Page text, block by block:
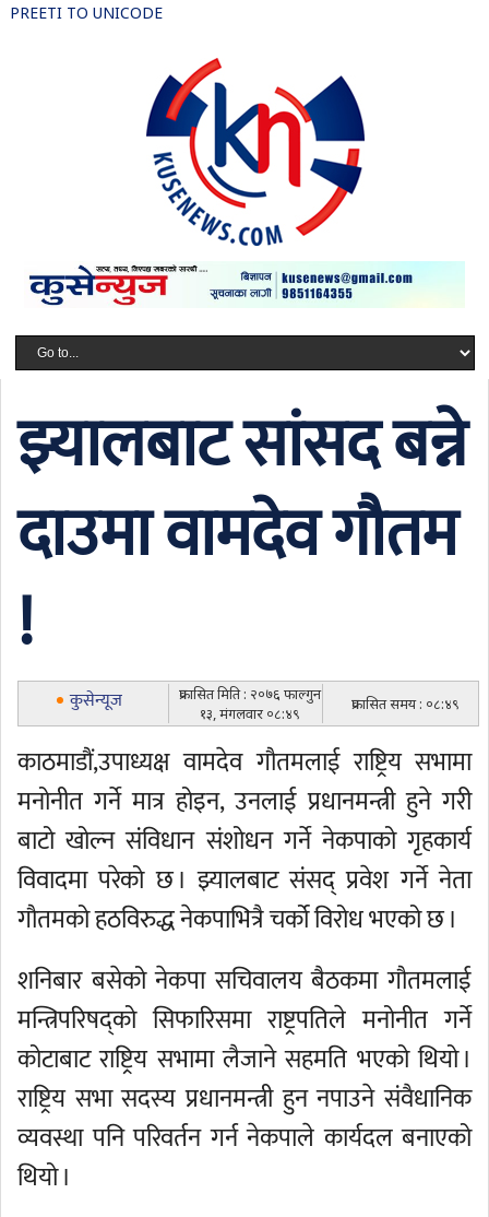
PREETI TO UNICODE
झ्यालबाट सांसद बन्ने
दाउमा वामदेव गौतम
!
कुसेन्यूज
प्रकासित मिति : २०७६ फाल्गुन
१३, मंगलवार ०८:४९
प्रकासित समय : ०८:४९
काठमाडौं,उपाध्यक्ष वामदेव गौतमलाई राष्ट्रिय सभामा
मनोनीत गर्ने मात्र होइन, उनलाई प्रधानमन्त्री हुने गरी
बाटो खोल्न संविधान संशोधन गर्ने नेकपाको गृहकार्य
विवादमा परेको छ । झ्यालबाट संसद् प्रवेश गर्ने नेता
गौतमको हठविरुद्ध नेकपाभित्रै चर्को विरोध भएको छ ।
शनिबार बसेको नेकपा सचिवालय बैठकमा गौतमलाई
मन्त्रिपरिषद्को सिफारिसमा राष्ट्रपतिले मनोनीत गर्ने
कोटाबाट राष्ट्रिय सभामा लैजाने सहमति भएको थियो ।
राष्ट्रिय सभा सदस्य प्रधानमन्त्री हुन नपाउने संवैधानिक
व्यवस्था पनि परिवर्तन गर्न नेकपाले कार्यदल बनाएको
थियो ।